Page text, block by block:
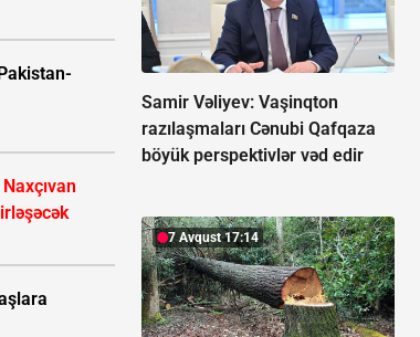
Naxçıvan
Samir Vəliyev: Vaşinqton
razılaşmaları Cənubi Qafqaza
böyük perspektivlər vəd edir
7 Avqust 17:14